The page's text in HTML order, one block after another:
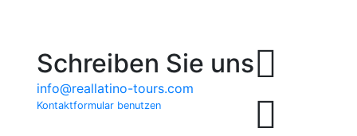
Schreiben Sie uns
info@reallatino-tours.com
Kontaktformular benutzen